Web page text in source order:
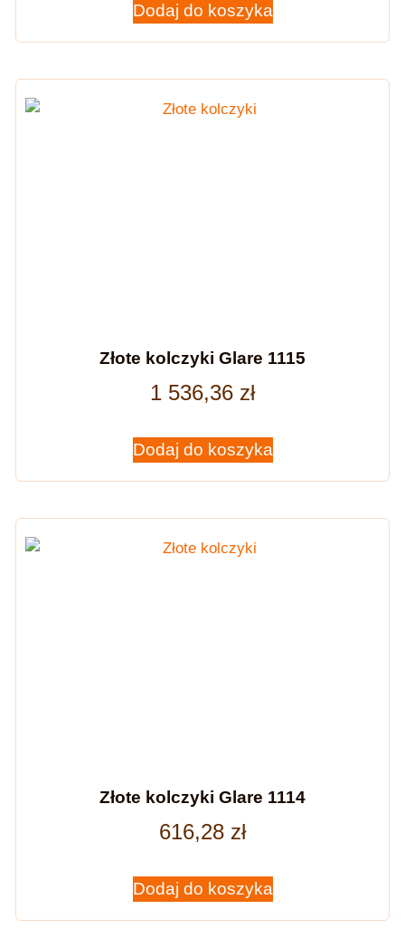
Dodaj do koszyka
Złote kolczyki Glare 1115
1 536,36 zł
Dodaj do koszyka
Złote kolczyki Glare 1114
616,28 zł
Dodaj do koszyka